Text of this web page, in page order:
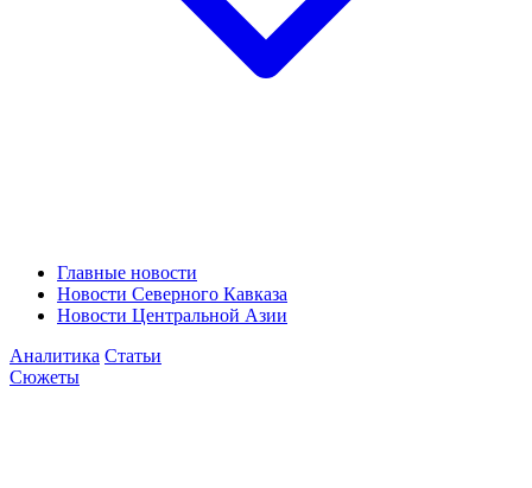
Главные новости
Новости Северного Кавказа
Новости Центральной Азии
Аналитика Статьи
Сюжеты